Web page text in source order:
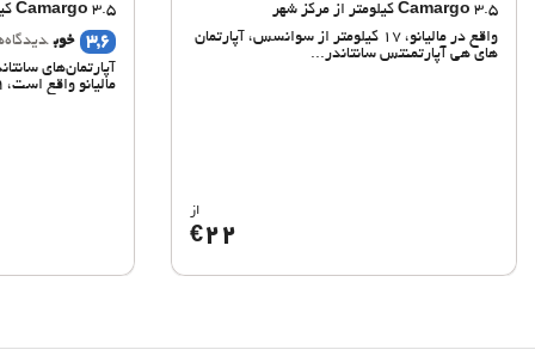
Camargo 3.5 کیلومتر از مرکز شهر
واقع در مالیانو، 17 کیلومتر از سوانسس، آپارتمان
های هی آپارتمنتس سانتاندر...
از
€22
Camargo 3.5 کیلومتر از مرکز شهر
3,6 خوب
مالیانو واقع است، 2.9 کیلومتری...